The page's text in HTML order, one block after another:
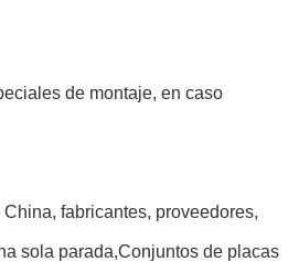
de montaje, en caso
fabricantes, proveedores,
sola parada,Conjuntos de placas